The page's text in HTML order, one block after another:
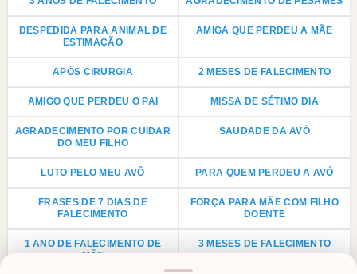
DESPEDIDA PARA ANIMAL DE
ESTIMAÇÃO
AMIGA QUE PERDEU A MÃE
APÓS CIRURGIA 2 MESES DE FALECIMENTO
AMIGO QUE PERDEU O PAI MISSA DE SÉTIMO DIA
AGRADECIMENTO POR CUIDAR
DO MEU FILHO
SAUDADE DA AVÓ
LUTO PELO MEU AVÔ PARA QUEM PERDEU A AVÓ
FRASES DE 7 DIAS DE
FALECIMENTO
FORÇA PARA MÃE COM FILHO
DOENTE
1 ANO DE FALECIMENTO DE
MÃE
3 MESES DE FALECIMENTO